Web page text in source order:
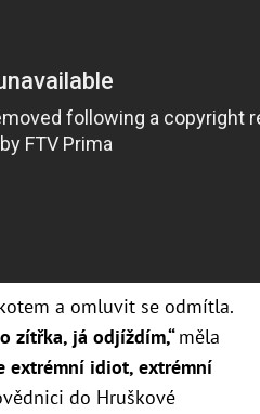
a omluvit se odmítla.
zítřka, já odjíždím,“měla
extrémní idiot, extrémní
do Hruškové